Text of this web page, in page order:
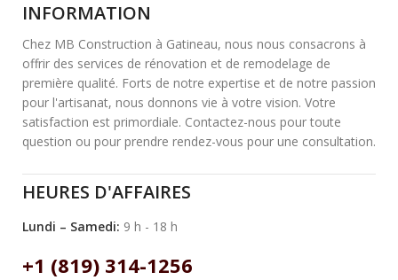
INFORMATION
Chez MB Construction à Gatineau, nous nous consacrons à
offrir des services de rénovation et de remodelage de
première qualité. Forts de notre expertise et de notre passion
pour l'artisanat, nous donnons vie à votre vision. Votre
satisfaction est primordiale. Contactez-nous pour toute
question ou pour prendre rendez-vous pour une consultation.
HEURES D'AFFAIRES
Lundi – Samedi: 9 h - 18 h
+1 (819) 314-1256